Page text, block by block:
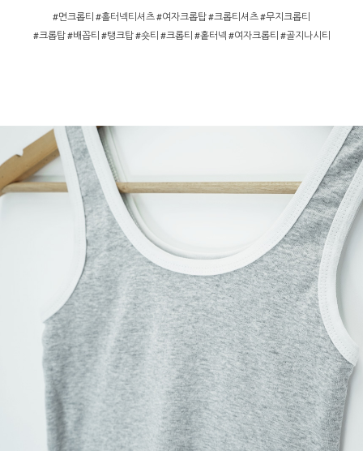
#면크롭티 #홀터넥티셔츠 #여자크롭탑 #크롭티셔츠 #무지크롭티
#크롭탑 #배꼽티 #탱크탑 #숏티 #크롭티 #홑터넥 #여자크롭티 #골지나시티